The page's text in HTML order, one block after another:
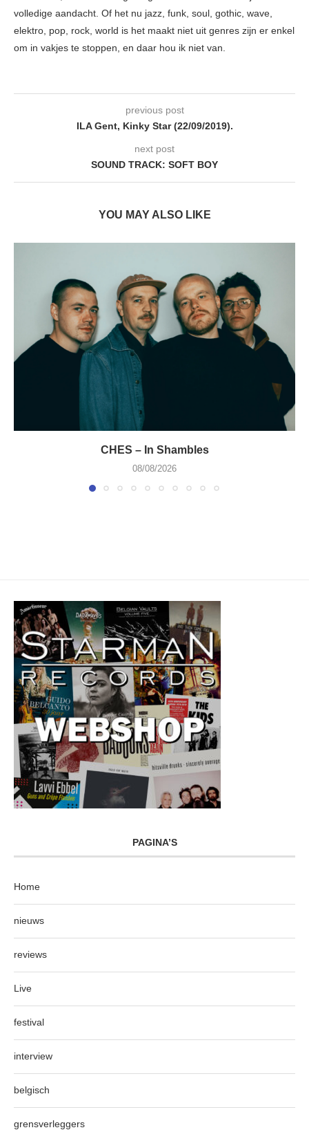
volledige aandacht. Of het nu jazz, funk, soul, gothic, wave,
elektro, pop, rock, world is het maakt niet uit genres zijn er enkel
om in vakjes te stoppen, en daar hou ik niet van.
previous post
ILA Gent, Kinky Star (22/09/2019).
next post
SOUND TRACK: SOFT BOY
YOU MAY ALSO LIKE
CHES – In Shambles
08/08/2026
PAGINA’S
Home
nieuws
reviews
Live
festival
interview
belgisch
grensverleggers